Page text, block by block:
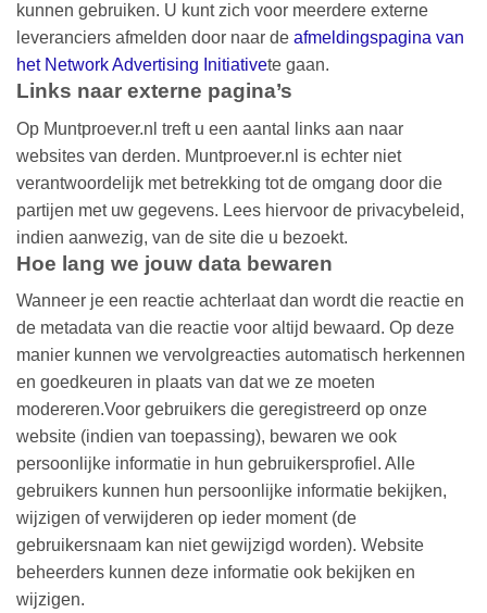
kunnen gebruiken. U kunt zich voor meerdere externe
leveranciers afmelden door naar de afmeldingspagina van
het Network Advertising Initiativete gaan.
Links naar externe pagina’s
Op Muntproever.nl treft u een aantal links aan naar
websites van derden. Muntproever.nl is echter niet
verantwoordelijk met betrekking tot de omgang door die
partijen met uw gegevens. Lees hiervoor de privacybeleid,
indien aanwezig, van de site die u bezoekt.
Hoe lang we jouw data bewaren
Wanneer je een reactie achterlaat dan wordt die reactie en
de metadata van die reactie voor altijd bewaard. Op deze
manier kunnen we vervolgreacties automatisch herkennen
en goedkeuren in plaats van dat we ze moeten
modereren.Voor gebruikers die geregistreerd op onze
website (indien van toepassing), bewaren we ook
persoonlijke informatie in hun gebruikersprofiel. Alle
gebruikers kunnen hun persoonlijke informatie bekijken,
wijzigen of verwijderen op ieder moment (de
gebruikersnaam kan niet gewijzigd worden). Website
beheerders kunnen deze informatie ook bekijken en
wijzigen.